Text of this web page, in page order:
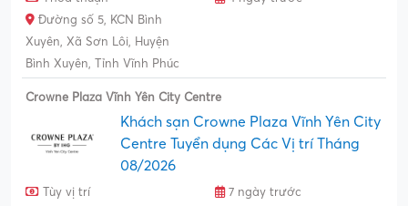
Đường số 5, KCN Bình
Xuyên, Xã Sơn Lôi, Huyện
Bình Xuyên, Tỉnh Vĩnh Phúc
Crowne Plaza Vĩnh Yên City Centre
Khách sạn Crowne Plaza Vĩnh Yên City
Centre Tuyển dụng Các Vị trí Tháng
08/2026
Tùy vị trí
7 ngày trước